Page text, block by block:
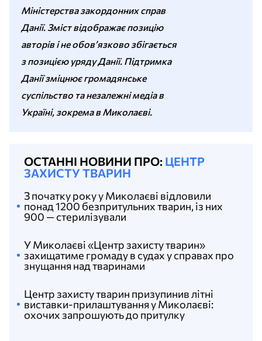
Міністерства закордонних справ
Данії. Зміст відображає позицію
авторів і не обов’язково збігається
з позицією уряду Данії. Підтримка
Данії зміцнює громадянське
суспільство та незалежні медіа в
Україні, зокрема в Миколаєві.
ОСТАННІ НОВИНИ ПРО: ЦЕНТР
ЗАХИСТУ ТВАРИН
Центр захисту тварин призупинив літні
виставки-прилаштування у Миколаєві:
охочих запрошують до притулку
У Миколаєві «Центр захисту тварин»
захищатиме громаду в судах у справах про
знущання над тваринами
З початку року у Миколаєві відловили
понад 1200 безпритульних тварин, із них
900 — стерилізували